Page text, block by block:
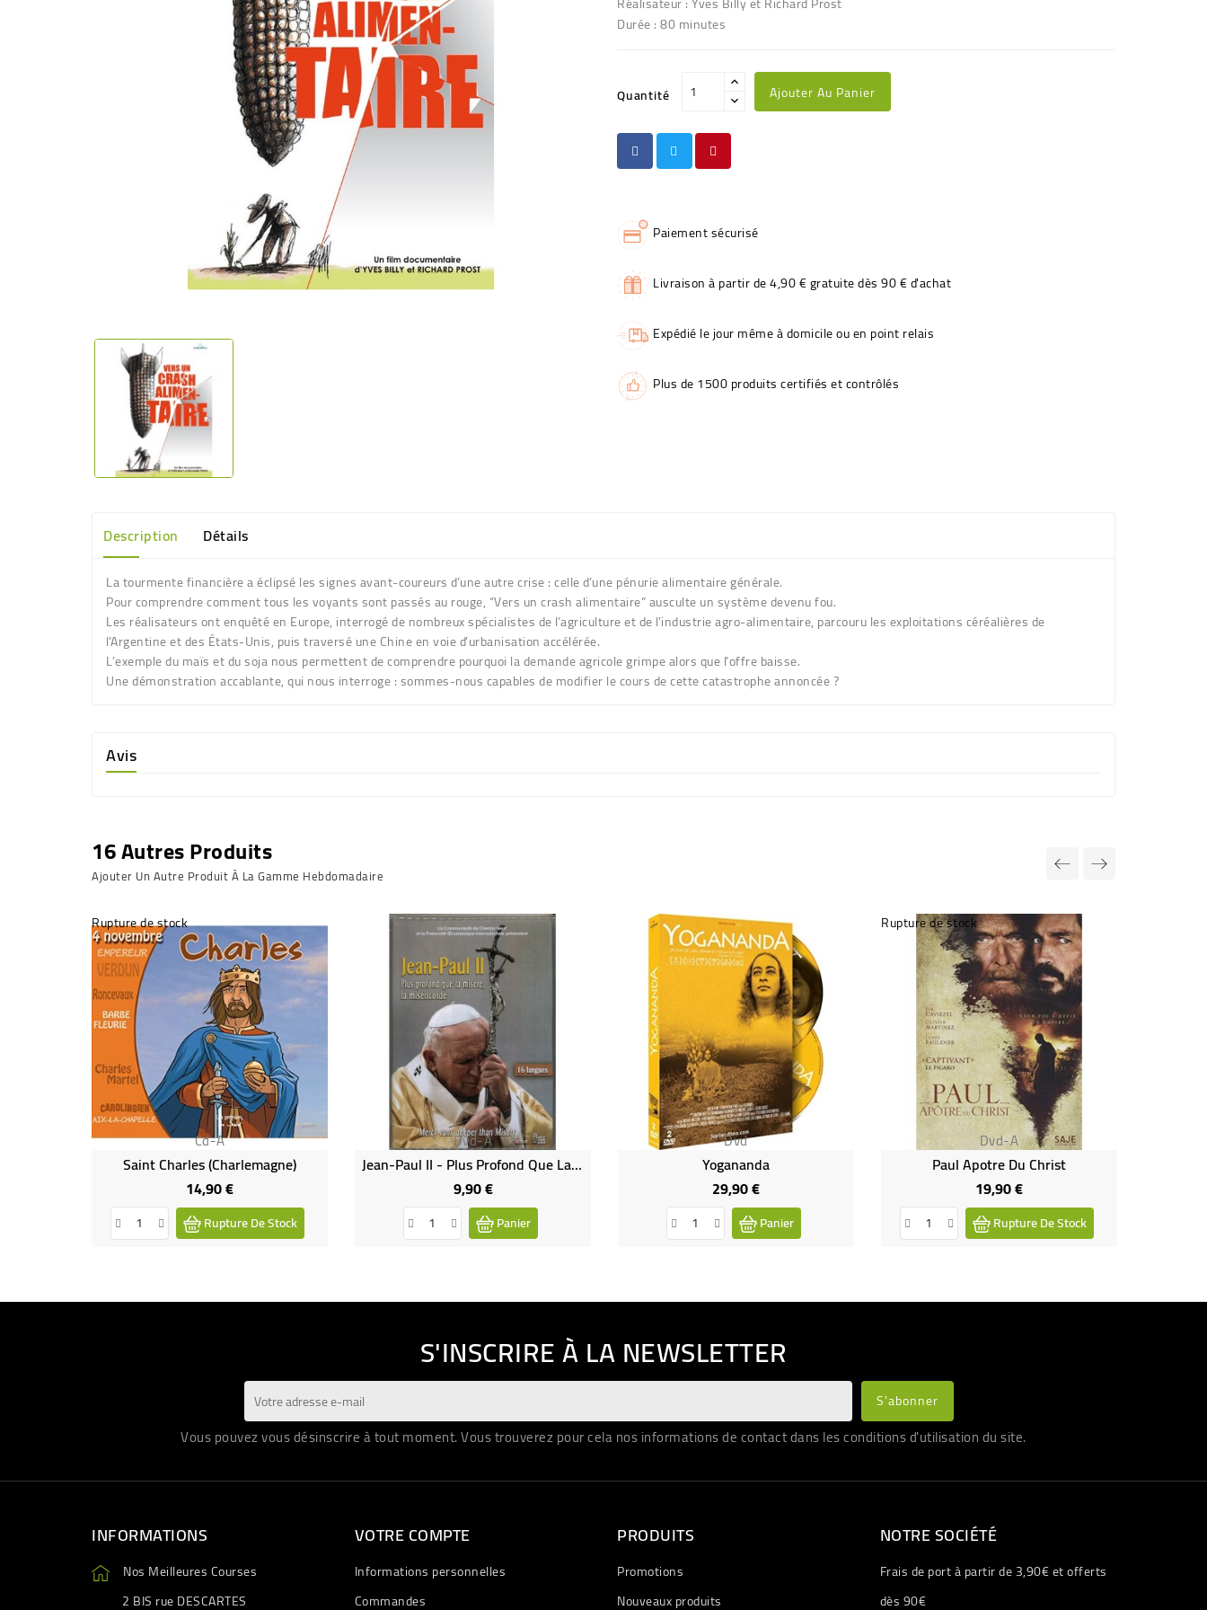
Durée : 80 minutes
Quantité Ajouter Au Panier
Paiement sécurisé
Livraison à partir de 4,90 € gratuite dès 90 € d'achat
Expédié le jour même à domicile ou en point relais
Plus de 1500 produits certifiés et contrôlés
Description Détails
La tourmente financière a éclipsé les signes avant-coureurs d’une autre crise : celle d’une pénurie alimentaire générale.
Pour comprendre comment tous les voyants sont passés au rouge, “Vers un crash alimentaire” ausculte un système devenu fou.
Les réalisateurs ont enquêté en Europe, interrogé de nombreux spécialistes de l’agriculture et de l’industrie agro-alimentaire, parcouru les exploitations céréalières de
l’Argentine et des États-Unis, puis traversé une Chine en voie d’urbanisation accélérée.
L’exemple du maïs et du soja nous permettent de comprendre pourquoi la demande agricole grimpe alors que l’offre baisse.
Une démonstration accablante, qui nous interroge : sommes-nous capables de modifier le cours de cette catastrophe annoncée ?
Avis
16 Autres Produits
Ajouter Un Autre Produit À La Gamme Hebdomadaire
Rupture de stock
Cd-A
Saint Charles (Charlemagne)
14,90 €Prix
Rupture De Stock
Dvd-A
Jean-Paul II - Plus Profond Que La Misère, La Miséricode
9,90 €Prix
Panier
Dvd
Yogananda
29,90 €Prix
Panier
Rupture de stock
Dvd-A
Paul Apotre Du Christ
19,90 €Prix
Rupture De Stock
S'INSCRIRE À LA NEWSLETTER
Vous pouvez vous désinscrire à tout moment. Vous trouverez pour cela nos informations de contact dans les conditions d'utilisation du site.
INFORMATIONS
Nos Meilleures Courses
2 BIS rue DESCARTES
VOTRE COMPTE
Informations personnelles
Commandes
PRODUITS
Promotions
Nouveaux produits
NOTRE SOCIÉTÉ
Frais de port à partir de 3,90€ et offerts
dès 90€